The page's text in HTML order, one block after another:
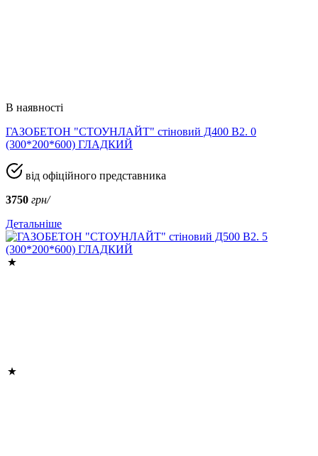
В наявності
ГАЗОБЕТОН "СТОУНЛАЙТ" стіновий Д400 В2. 0
(300*200*600) ГЛАДКИЙ
від офіційного представника
3750 грн/
Детальніше